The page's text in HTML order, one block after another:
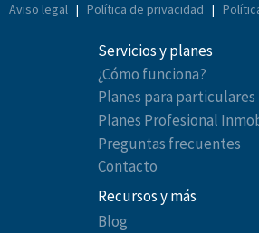
Aviso legal | Política de privacidad |
Servicios y planes
¿Cómo funciona?
Planes para particulares
Planes Profesional
Preguntas frecuentes
Contacto
Recursos y más
Blog